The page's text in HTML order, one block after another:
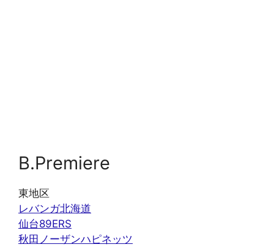
B.Premiere
東地区
レバンガ北海道
仙台89ERS
秋田ノーザンハピネッツ